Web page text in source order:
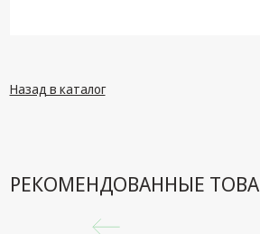
Назад в каталог
РЕКОМЕНДОВАННЫЕ